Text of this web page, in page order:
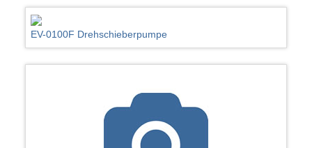
EV-0100F Drehschieberpumpe